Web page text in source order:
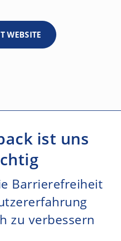
WEBSITE
ist uns
Barrierefreiheit
zu verbessern